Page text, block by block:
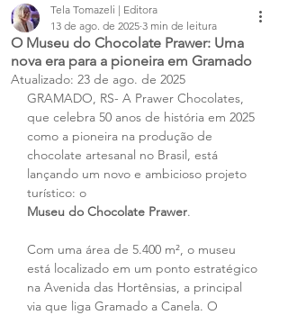
O Museu do Chocolate Prawer: Uma
nova era para a pioneira em Gramado
Tela Tomazeli | Editora
13 de ago. de 2025 3 min de leitura
Atualizado: 23 de ago. de 2025
GRAMADO, RS- A Prawer Chocolates,
que celebra 50 anos de história em 2025
como a pioneira na produção de
chocolate artesanal no Brasil, está
lançando um novo e ambicioso projeto
turístico: o
Museu do Chocolate Prawer.
Com uma área de 5.400 m², o museu
está localizado em um ponto estratégico
na Avenida das Hortênsias, a principal
via que liga Gramado a Canela. O